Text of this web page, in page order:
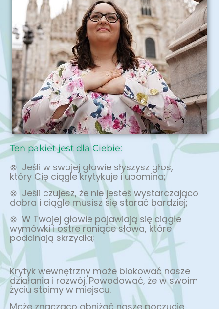
Ten pakiet jest dla Ciebie:
⊗ Jeśli w swojej głowie słyszysz głos,
który Cię ciągle krytykuje i upomina;
⊗ Jeśli czujesz, że nie jesteś wystarczająco
dobra i ciągle musisz się starać bardziej;
⊗ W Twojej głowie pojawiają się ciągłe
wymówki i ostre raniące słowa, które
podcinają skrzydła;
Krytyk wewnętrzny może blokować nasze
działania i rozwój. Powodować, że w swoim
życiu stoimy w miejscu.
Może znacząco obniżać nasze poczucie